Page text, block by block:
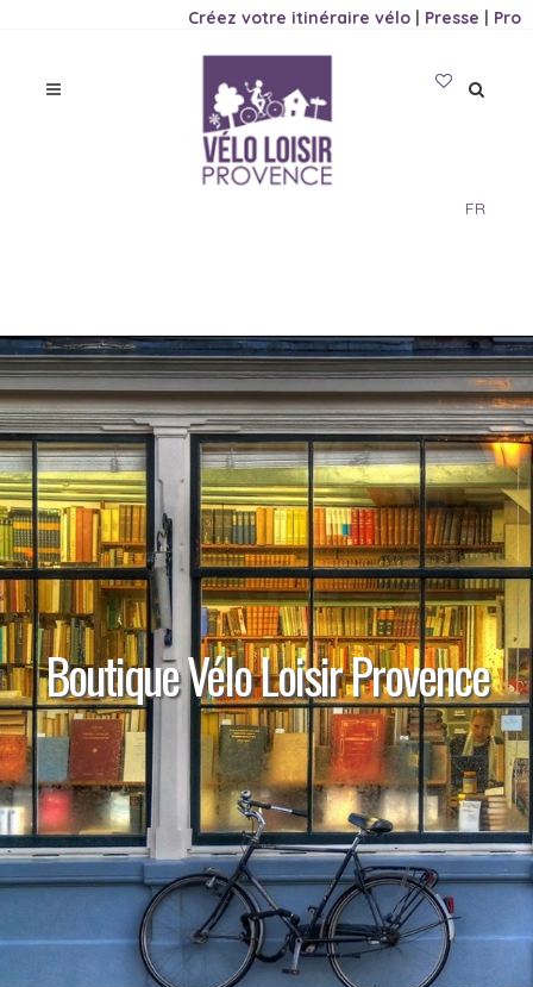
Créez votre itinéraire vélo | Presse | Pro
FR
Boutique Vélo Loisir Provence